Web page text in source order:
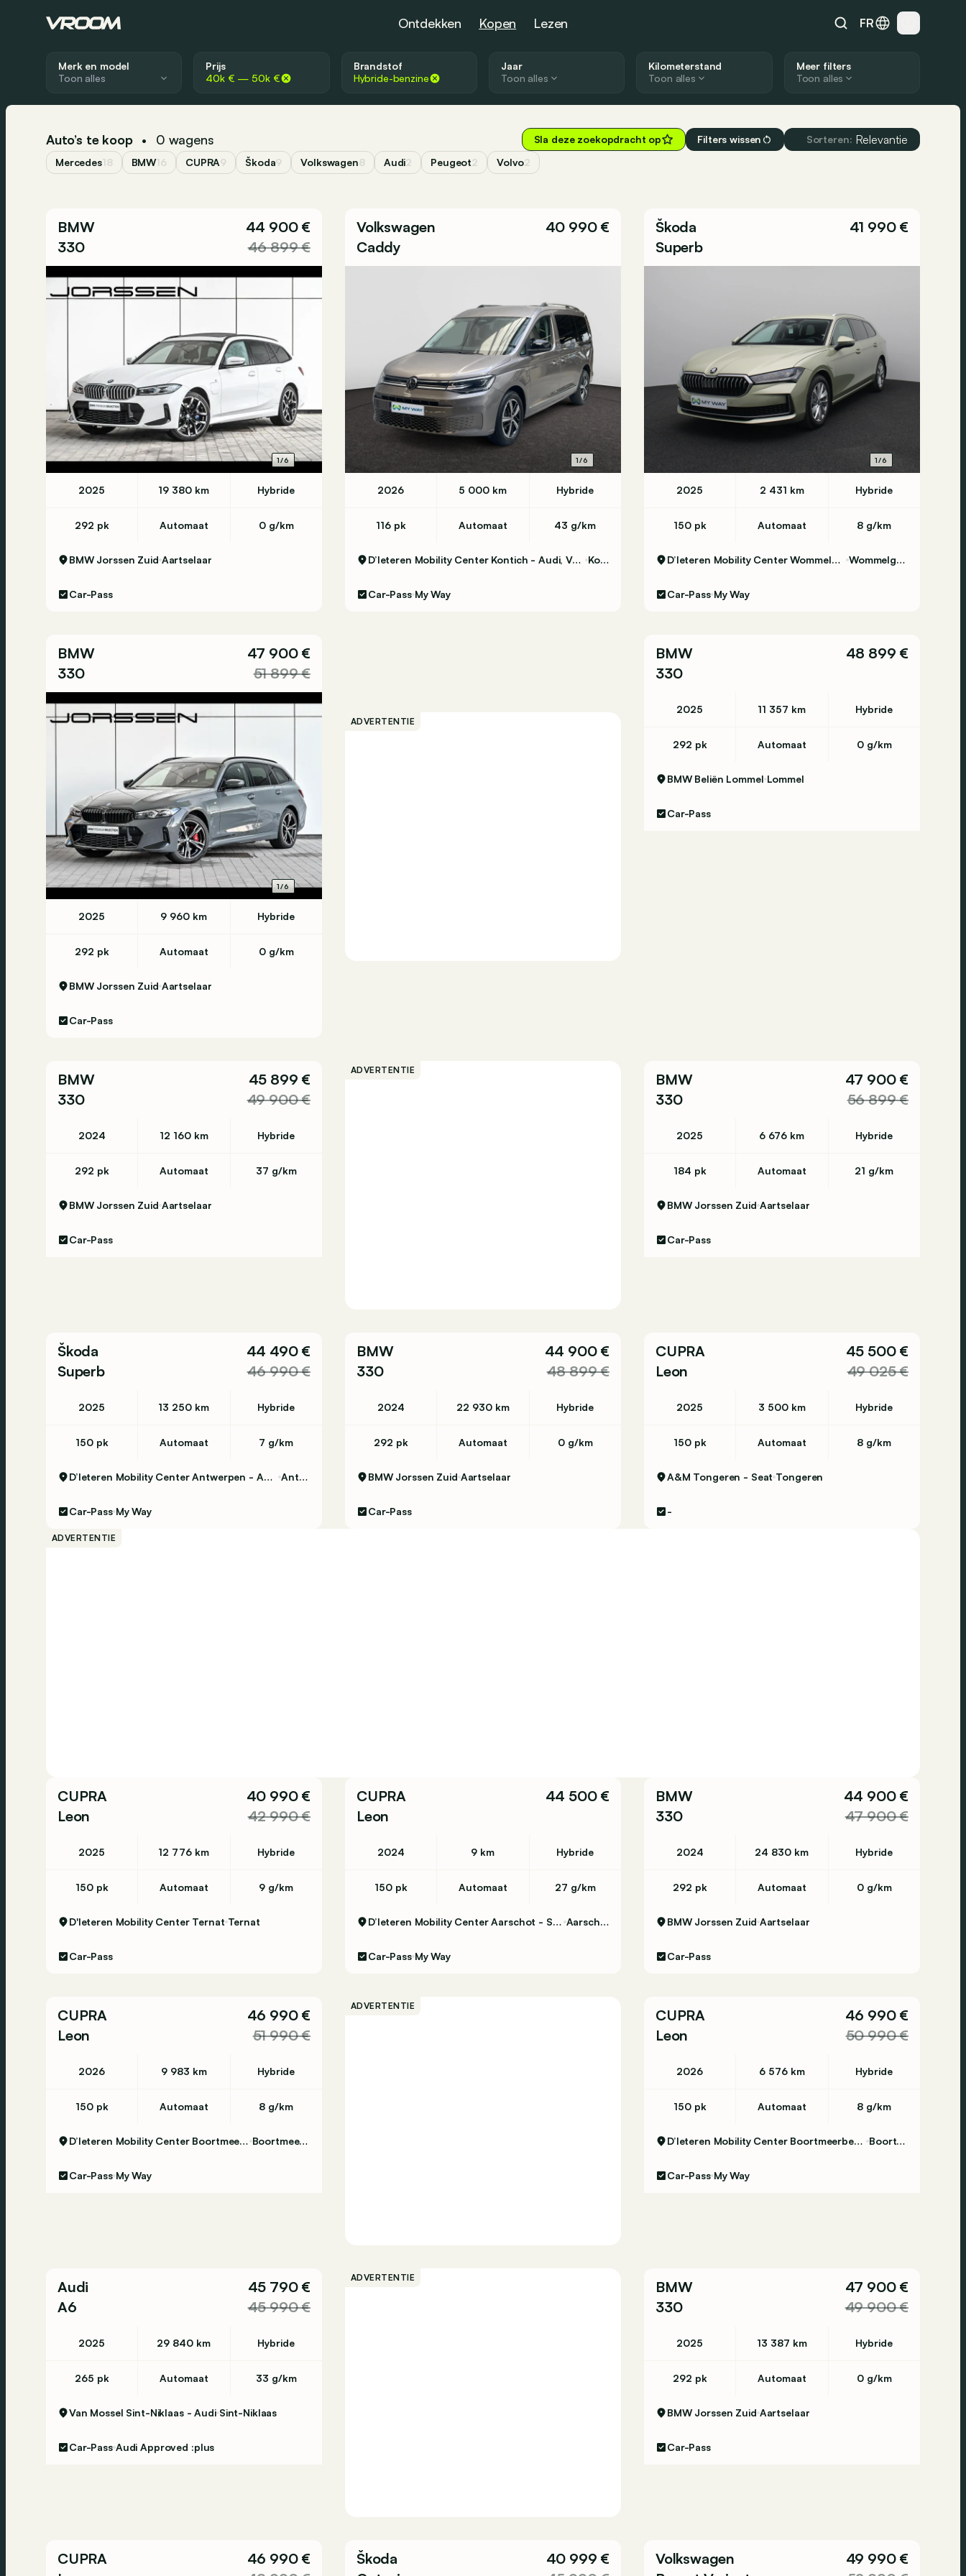
Ontdekken Kopen Lezen FR
Merk en model
Prijs
40k € — 50k €
Brandstof
Hybride-benzine
Jaar
Toon alles
Kilometerstand
Toon alles
Meer filters
Toon alles
Auto’s te koop • 0 wagens Sla deze zoekopdracht op Filters wissen Sorteren: Relevantie
Mercedes18 BMW16 CUPRA9 Škoda9 Volkswagen8 Audi2 Peugeot2 Volvo2
BMW
330
44 900 €
46 899 €
1/6
2025 19 380 km Hybride
292 pk Automaat 0 g/km
BMW Jorssen Zuid Aartselaar
Car-Pass
Volkswagen
Caddy
40 990 €
1/6
2026 5 000 km Hybride
116 pk Automaat 43 g/km
D’Ieteren Mobility Center Kontich - Audi, Volkswagen & Commercial Vehicles Kontich
Car-Pass My Way
Škoda
Superb
41 990 €
1/6
2025 2 431 km Hybride
150 pk Automaat 8 g/km
D’Ieteren Mobility Center Wommelgem Wommelgem
Car-Pass My Way
BMW
330
47 900 €
51 899 €
1/6
2025 9 960 km Hybride
292 pk Automaat 0 g/km
BMW Jorssen Zuid Aartselaar
Car-Pass
ADVERTENTIE
BMW
330
48 899 €
2025 11 357 km Hybride
292 pk Automaat 0 g/km
BMW Beliën Lommel Lommel
Car-Pass
BMW
330
45 899 €
49 900 €
2024 12 160 km Hybride
292 pk Automaat 37 g/km
BMW Jorssen Zuid Aartselaar
Car-Pass
ADVERTENTIE
BMW
330
47 900 €
56 899 €
2025 6 676 km Hybride
184 pk Automaat 21 g/km
BMW Jorssen Zuid Aartselaar
Car-Pass
Škoda
Superb
44 490 €
46 990 €
2025 13 250 km Hybride
150 pk Automaat 7 g/km
D’Ieteren Mobility Center Antwerpen - Audi, Volkswagen & Commercial Vehicles Antwerpen
Car-Pass My Way
BMW
330
44 900 €
48 899 €
2024 22 930 km Hybride
292 pk Automaat 0 g/km
BMW Jorssen Zuid Aartselaar
Car-Pass
CUPRA
Leon
45 500 €
49 025 €
2025 3 500 km Hybride
150 pk Automaat 8 g/km
A&M Tongeren - Seat Tongeren
-
ADVERTENTIE
CUPRA
Leon
40 990 €
42 990 €
2025 12 776 km Hybride
150 pk Automaat 9 g/km
D'Ieteren Mobility Center Ternat Ternat
Car-Pass
CUPRA
Leon
44 500 €
2024 9 km Hybride
150 pk Automaat 27 g/km
D’Ieteren Mobility Center Aarschot - Seat Aarschot
Car-Pass My Way
BMW
330
44 900 €
47 900 €
2024 24 830 km Hybride
292 pk Automaat 0 g/km
BMW Jorssen Zuid Aartselaar
Car-Pass
CUPRA
Leon
46 990 €
51 990 €
2026 9 983 km Hybride
150 pk Automaat 8 g/km
D’Ieteren Mobility Center Boortmeerbeek - Audi Boortmeerbeek
Car-Pass My Way
ADVERTENTIE
CUPRA
Leon
46 990 €
50 990 €
2026 6 576 km Hybride
150 pk Automaat 8 g/km
D’Ieteren Mobility Center Boortmeerbeek - Volkswagen & Commercial Vehicles Boortmeerbeek
Car-Pass My Way
Audi
A6
45 790 €
45 990 €
2025 29 840 km Hybride
265 pk Automaat 33 g/km
Van Mossel Sint-Niklaas - Audi Sint-Niklaas
Car-Pass Audi Approved :plus
ADVERTENTIE
BMW
330
47 900 €
49 900 €
2025 13 387 km Hybride
292 pk Automaat 0 g/km
BMW Jorssen Zuid Aartselaar
Car-Pass
CUPRA
46 990 €
Škoda
40 999 €
Volkswagen
49 990 €